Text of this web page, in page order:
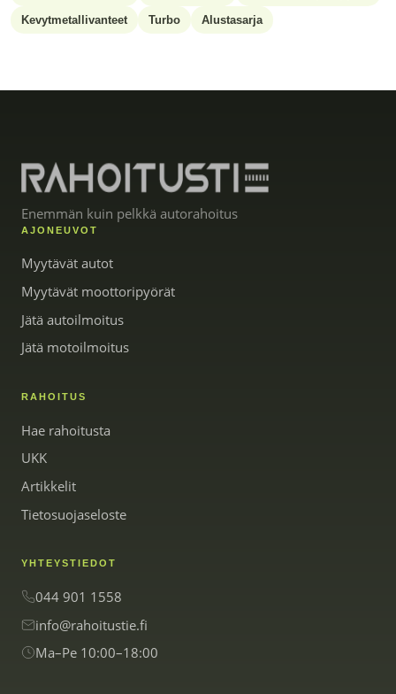
Kevytmetallivanteet Turbo Alustasarja
Enemmän kuin pelkkä autorahoitus
AJONEUVOT
Myytävät autot
Myytävät moottoripyörät
Jätä autoilmoitus
Jätä motoilmoitus
RAHOITUS
Hae rahoitusta
UKK
Artikkelit
Tietosuojaseloste
YHTEYSTIEDOT
044 901 1558
info@rahoitustie.fi
Ma–Pe 10:00–18:00